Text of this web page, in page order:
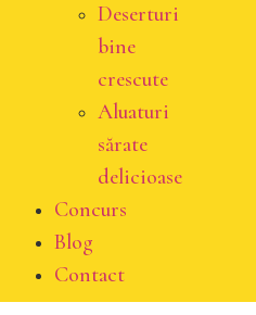
Deserturi
bine
crescute
Aluaturi
sărate
delicioase
Concurs
Blog
Contact